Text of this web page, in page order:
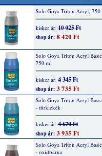
Solo Goya Triton Acryl, 750
kisker ár:10 025 Ft
shop ár: 8 420 Ft
Solo Goya Triton Acryl
750 ml
kisker ár:4 345 Ft
shop ár: 3 735 Ft
Solo Goya Triton Acryl
- türkizkék
kisker ár:4 670 Ft
shop ár: 3 935 Ft
Solo Goya Triton Acryl
- oxidbarna